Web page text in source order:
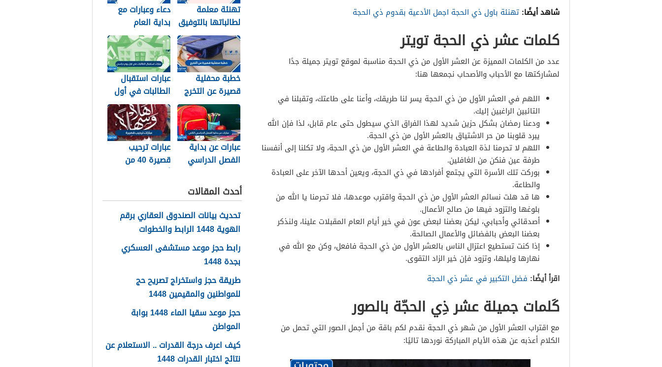
شاهد أيضًا: تهنئة باول ذي الحجة اجمل الأدعية بقدوم ذي الحجة
كلمات عشر ذي الحجة تويتر
عدد من الكلمات المميزة عن العشر الأول من ذي الحجة مناسبة لموقع تويتر جميلة جدًا
لمشاركتها مع الأحباب والأصحاب نجمعها هنا:
اللهم في العشر الأول من ذي الحجة يسر لنا طريقك، وأعنا على طاعتك، وتقبلنا في
التائبين الراغبين إليك.
ودعنا رمضان بشكل حزين شديد لهذا الفراق الذي سيطول حتى عام قابل، لذا فإن الله
يبرد قلوبنا من حر الاشتياق بالعشر الأول من ذي الحجة.
اللهم لا تحرمنا لذة العبادة والطاعة في العشر الأول من ذي الحجة، ولا تكلنا إلى أنفسنا
طرفة عين فنكن من الغافلين.
بوركت تلك الأسرة التي يجتمع أفرادها في ذي الحجة، ويعين أحدها الآخر على العبادة
والطاعة.
ها قد هلت نسائم العشر الأول من ذي الحجة واقترب موعدها، فلا تحرمنا يا الله من
بلوغها والتزود فيها من صالح الأعمال.
أصدقائي وأحبابي، ليكن بعضنا لبعض عون في خير أيام العام المقبلات علينا، ولنذكر
بعضنا البعض بالفضائل والأعمال الصالحة.
إذا كنت تستطيع اعتزال الناس بالعشر الأول من ذي الحجة فافعل، وكن مع الله في
نهارها وليلها، وتزود فإن خير الزاد التقوى.
اقرأ أيضًا: فضل التكبير في عشر ذي الحجة
كَلمات جميلة عشر ذِي الحجّة بالصور
مع اقتراب العشر الأول من شهر ذي الحجة نقدم لكم باقة من أجمل الصور التي تحمل من
الكلام أعذبه عن هذه الأيام المباركة نوردها تاليًا:
تهنئة معلمة
لطالباتها بالتوفيق
والنجاح والتخرج
2026
دعاء وعبارات مع
بداية العام
الهجري الجديد
1448
خطبة محفلية
قصيرة عن التخرج
2026
عبارات استقبال
الطالبات في أول
يوم دراسي 1448
عبارات عن بداية
الفصل الدراسي
عبارات ترحيب
قصيرة 40 من
أجمل عبارات ترحيب
2026
أحدث المقالات
تحديث بيانات الصندوق العقاري برقم
الهوية 1448 الرابط والخطوات
رابط حجز موعد مستشفى العسكري
بجدة 1448
طريقة حجز واستخراج تصريح حج
للمواطنين والمقيمين 1448
حجز موعد سقيا الماء 1448 بوابة
المواطن
كيف اعرف درجة القدرات .. الاستعلام عن
نتائج اختبار القدرات 1448